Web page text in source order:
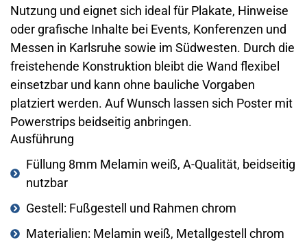
Nutzung und eignet sich ideal für Plakate, Hinweise
oder grafische Inhalte bei Events, Konferenzen und
Messen in Karlsruhe sowie im Südwesten. Durch die
freistehende Konstruktion bleibt die Wand flexibel
einsetzbar und kann ohne bauliche Vorgaben
platziert werden. Auf Wunsch lassen sich Poster mit
Powerstrips beidseitig anbringen.
Ausführung
Füllung 8mm Melamin weiß, A-Qualität, beidseitig
nutzbar
Gestell: Fußgestell und Rahmen chrom
Materialien: Melamin weiß, Metallgestell chrom